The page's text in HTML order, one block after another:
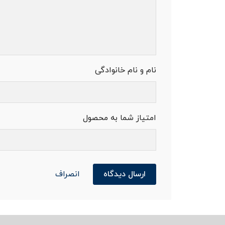
نام و نام خانوادگی
امتیاز شما به محصول
ارسال دیدگاه انصراف